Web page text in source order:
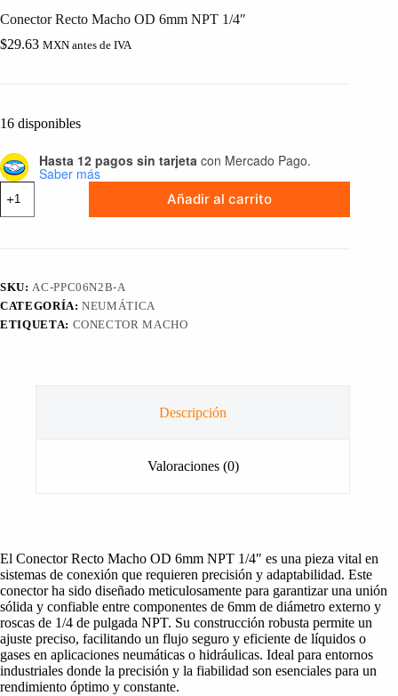
Conector Recto Macho OD 6mm NPT 1/4″
$29.63 MXN antes de IVA
16 disponibles
Hasta 12 pagos sin tarjeta con Mercado Pago.
Saber más
Recto
Macho
cantidad
Añadir al carrito
SKU: AC-PPC06N2B-A
CATEGORÍA:NEUMÁTICA
ETIQUETA: CONECTOR MACHO
Descripción
Valoraciones (0)
El Conector Recto Macho OD 6mm NPT 1/4″ es una pieza vital en
sistemas de conexión que requieren precisión y adaptabilidad. Este
conector ha sido diseñado meticulosamente para garantizar una unión
sólida y confiable entre componentes de 6mm de diámetro externo y
roscas de 1/4 de pulgada NPT. Su construcción robusta permite un
ajuste preciso, facilitando un flujo seguro y eficiente de líquidos o
gases en aplicaciones neumáticas o hidráulicas. Ideal para entornos
industriales donde la precisión y la fiabilidad son esenciales para un
rendimiento óptimo y constante.